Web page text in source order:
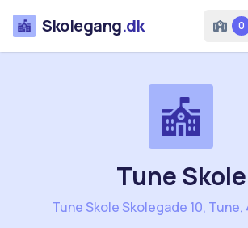
Skolegang.dk 0
Tune Skole
Tune Skole Skolegade 10,